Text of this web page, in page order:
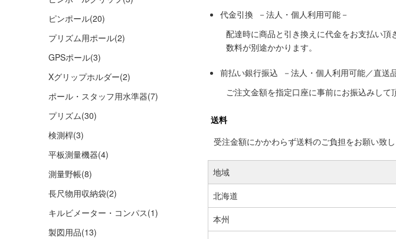
ピンポール(20)
プリズム用ポール(2)
GPSポール(3)
Xグリップホルダー(2)
ポール・スタッフ用水準器(7)
プリズム(30)
検測桿(3)
平板測量機器(4)
測量野帳(8)
長尺物用収納袋(2)
キルビメーター・コンパス(1)
製図用品(13)
代金引換 －法人・個人利用可能－
配達時に商品と引き換えに代金をお支払い
数料が別途かかります。
前払い銀行振込 －法人・個人利用可能／直送
ご注文金額を指定口座に事前にお振込みして
送料
受注金額にかかわらず送料のご負担をお願い致
地域
北海道
本州